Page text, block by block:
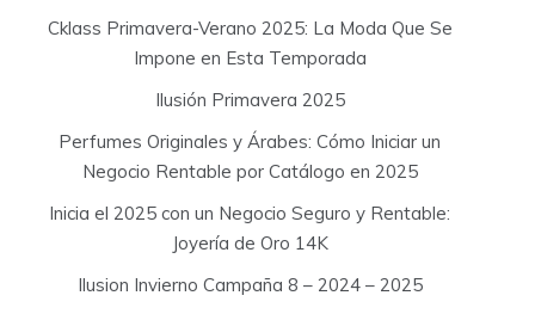
Cklass Primavera-Verano 2025: La Moda Que Se
Impone en Esta Temporada
Ilusión Primavera 2025
Perfumes Originales y Árabes: Cómo Iniciar un
Negocio Rentable por Catálogo en 2025
Inicia el 2025 con un Negocio Seguro y Rentable:
Joyería de Oro 14K
Ilusion Invierno Campaña 8 – 2024 – 2025